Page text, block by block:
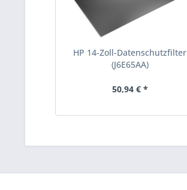
HP 14-Zoll-Datenschutzfilter
(J6E65AA)
50,94 € *